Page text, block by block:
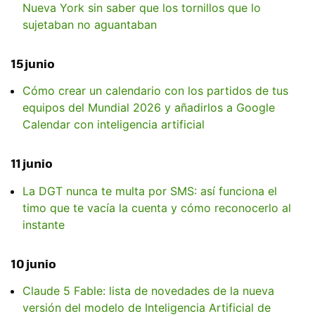
Nueva York sin saber que los tornillos que lo
sujetaban no aguantaban
15 junio
Cómo crear un calendario con los partidos de tus
equipos del Mundial 2026 y añadirlos a Google
Calendar con inteligencia artificial
11 junio
La DGT nunca te multa por SMS: así funciona el
timo que te vacía la cuenta y cómo reconocerlo al
instante
10 junio
Claude 5 Fable: lista de novedades de la nueva
versión del modelo de Inteligencia Artificial de